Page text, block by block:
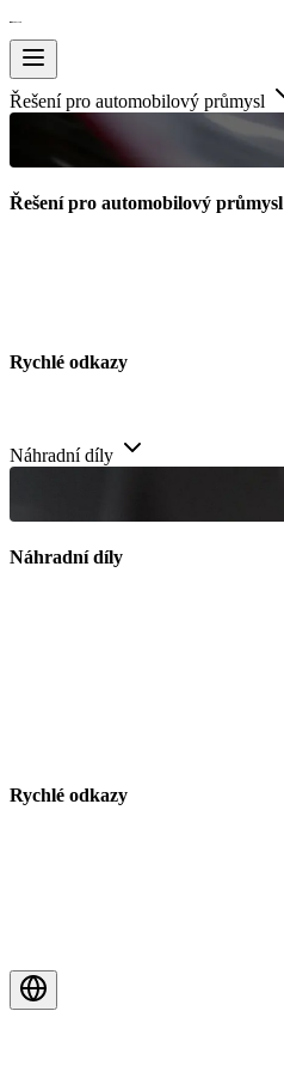
Řešení pro automobilový průmysl
Řešení pro automobilový průmysl
Rychlé odkazy
Náhradní díly
Náhradní díly
Rychlé odkazy